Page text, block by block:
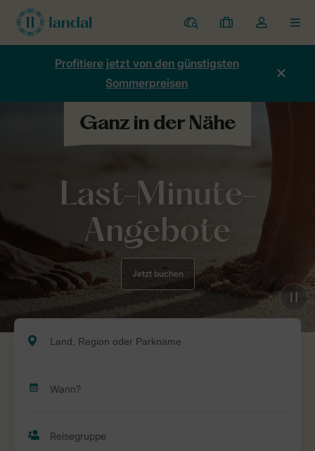
Ferienparks
Meine
Buchungen
Dropdown-
Menü
Kontos
Profitiere jetzt von den günstigsten
Sommerpreisen
Last-Minute-
Angebote
Jetzt buchen